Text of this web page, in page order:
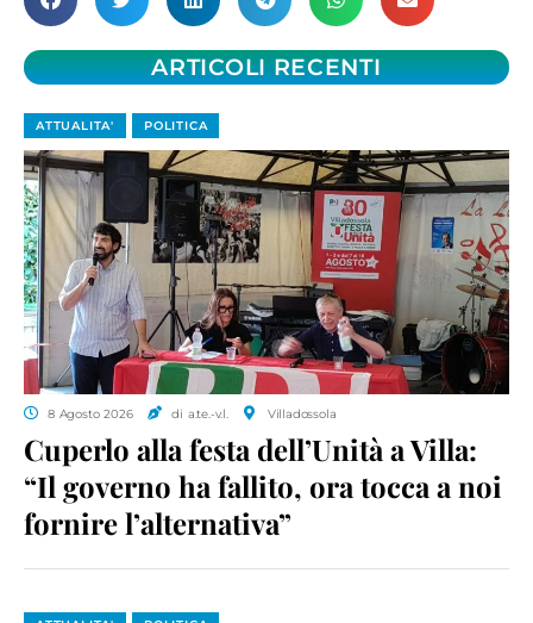
ARTICOLI RECENTI
ATTUALITA' POLITICA
8 Agosto 2026 di a.te.-v.l. Villadossola
Cuperlo alla festa dell’Unità a Villa:
“Il governo ha fallito, ora tocca a noi
fornire l’alternativa”